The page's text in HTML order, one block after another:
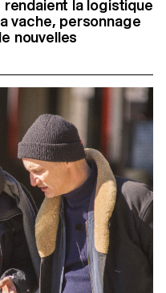
la logistique
vache, personnage
nouvelles